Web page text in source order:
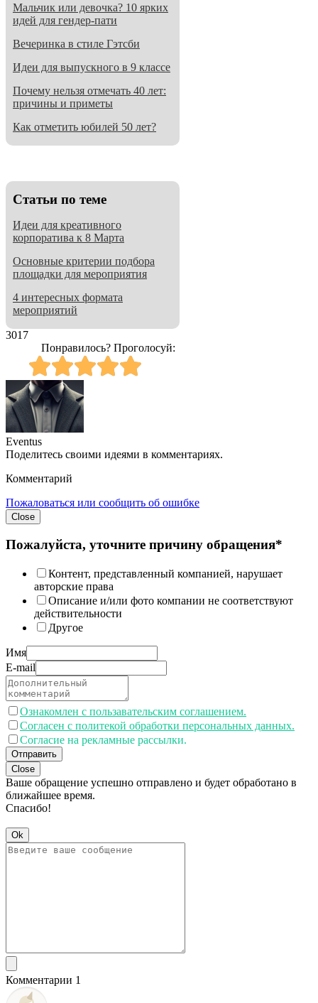
Мальчик или девочка? 10 ярких
идей для гендер-пати
Вечеринка в стиле Гэтсби
Идеи для выпускного в 9 классе
Почему нельзя отмечать 40 лет:
причины и приметы
Как отметить юбилей 50 лет?
Cтатьи по теме
Идеи для креативного
корпоратива к 8 Марта
Основные критерии подбора
площадки для мероприятия
4 интересных формата
мероприятий
3017
Понравилось? Проголосуй:
Eventus
Поделитесь своими идеями в комментариях.
Комментарий
Пожаловаться или сообщить об ошибке
Close
Пожалуйста, уточните причину обращения*
Контент, представленный компанией, нарушает
авторские права
Описание и/или фото компании не соответствуют
действительности
Другое
Имя
E-mail
Ознакомлен с пользавательским соглашением.
Согласен с политекой обработки персональных данных.
Согласие на рекламные рассылки.
Отправить
Close
Ваше обращение успешно отправлено и будет обработано в
ближайшее время.
Спасибо!
Ok
Комментарии 1